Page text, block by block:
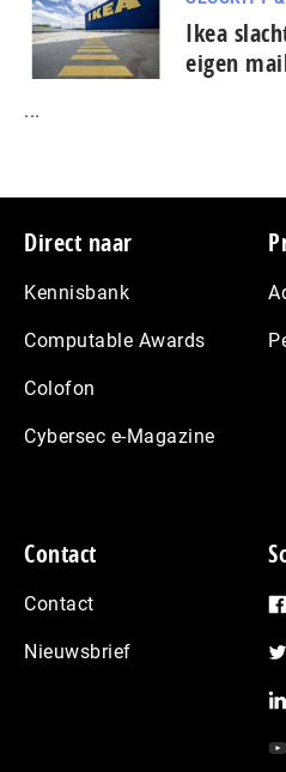
Ikea
eigen
...
Footer
Direct naar
Kennisbank
Computable Awards
Colofon
Cybersec e-Magazine
Contact
Contact
Nieuwsbrief